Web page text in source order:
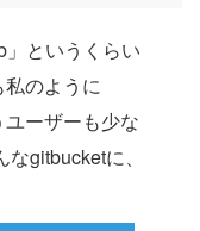
というくらい
のように
ーザーも少な
gitbucketに、